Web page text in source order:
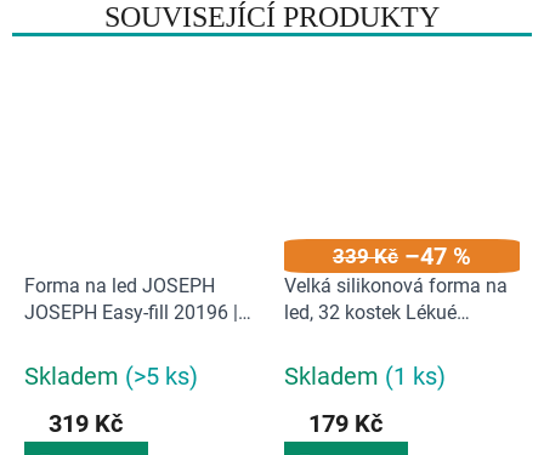
SOUVISEJÍCÍ PRODUKTY
Forma na led JOSEPH
JOSEPH Easy-fill 20196 |
Skladem (>5 ks)
319 Kč
339 Kč –47 %
Velká silikonová forma na
led, 32 kostek Lékué
červená / II. JAKOST
Skladem (1 ks)
179 Kč